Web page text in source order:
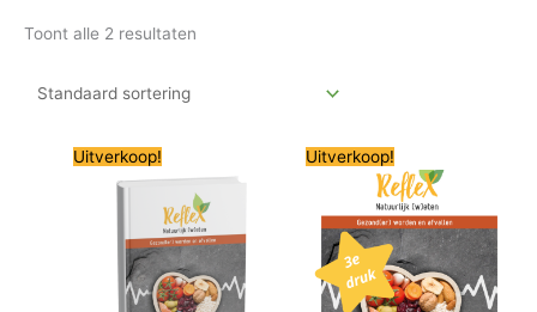
Toont alle 2 resultaten
Uitverkoop!Oorspronkelijke
prijs
€ 24,50.
is:
€ 12,50.
Uitverkoop!Oorspronkelijke
prijs
was:
€ 29,95.
prijs
is:
€ 22,95.